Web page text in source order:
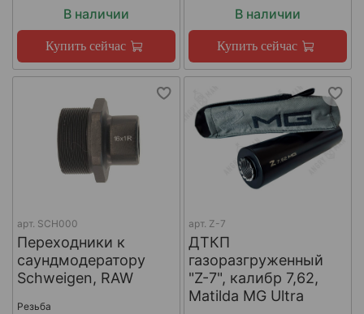
В наличии
Купить сейчас
В наличии
Купить сейчас
арт. SCH000
Переходники к
саундмодератору
Schweigen, RAW
Резьба
арт. Z-7
ДТКП
газоразгруженный
"Z-7", калибр 7,62,
Matilda MG Ultra